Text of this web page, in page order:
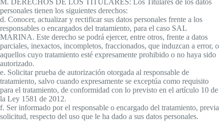
M. DERECHOS DE LOS TITULARES: Los Titulares de los datos
personales tienen los siguientes derechos:
d. Conocer, actualizar y rectificar sus datos personales frente a los
responsables o encargados del tratamiento, para el caso SAL
MARINA. Este derecho se podrá ejercer, entre otros, frente a datos
parciales, inexactos, incompletos, fraccionados, que induzcan a error, o
aquellos cuyo tratamiento esté expresamente prohibido o no haya sido
autorizado.
e. Solicitar prueba de autorización otorgada al responsable de
tratamiento, salvo cuando expresamente se exceptúa como requisito
para el tratamiento, de conformidad con lo previsto en el artículo 10 de
la Ley 1581 de 2012.
f. Ser informado por el responsable o encargado del tratamiento, previa
solicitud, respecto del uso que le ha dado a sus datos personales.